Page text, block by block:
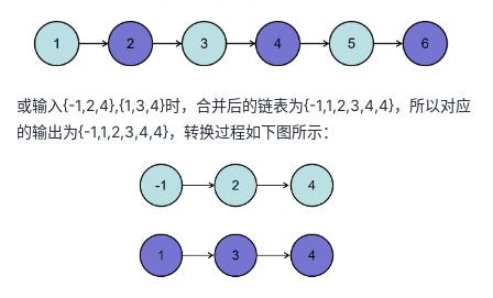
动
关
注
的
开
我
的
我
或输入{-1,2,4},{1,3,4}时，合并后的链表为{-1,1,2,3,4,4}，所以对应
的输出为{-1,1,2,3,4,4}，转换过程如下图所示：